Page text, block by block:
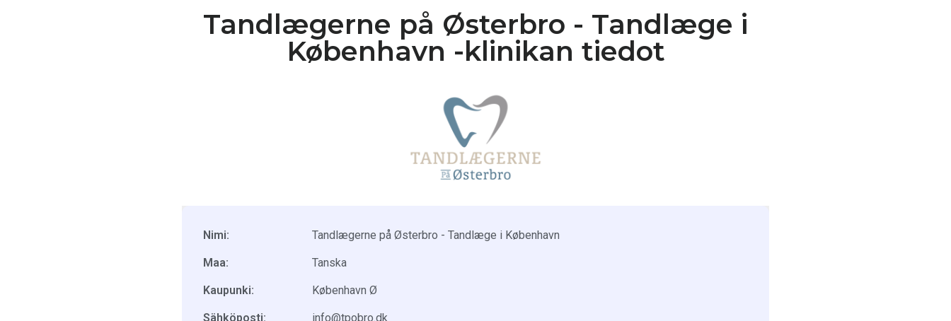
Tandlægerne på Østerbro - Tandlæge i
København -klinikan tiedot
Nimi:
Maa:
Kaupunki:
Sähköposti:
Tandlægerne på Østerbro - Tandlæge i København
Tanska
København Ø
info@tpobro.dk